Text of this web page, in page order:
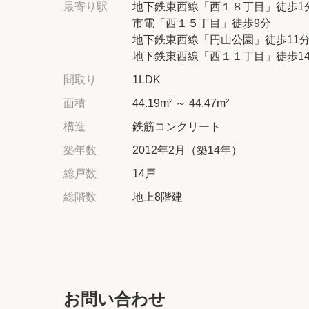
最寄り駅
地下鉄東西線「西１８丁目」徒歩1
市電「西１５丁目」徒歩9分
地下鉄東西線「円山公園」徒歩11分
地下鉄東西線「西１１丁目」徒歩
間取り
1LDK
面積
44.19m² ～ 44.47m²
構造
鉄筋コンクリート
築年数
2012年2月（築14年）
総戸数
14戸
総階数
地上8階建
お問い合わせ